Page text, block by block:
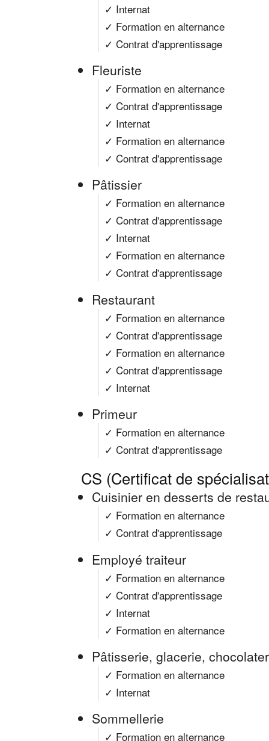
✓ Internat
✓ Formation en alternance
✓ Contrat d'apprentissage
Fleuriste
✓ Formation en alternance
✓ Contrat d'apprentissage
✓ Internat
✓ Formation en alternance
✓ Contrat d'apprentissage
Pâtissier
✓ Formation en alternance
✓ Contrat d'apprentissage
✓ Internat
✓ Formation en alternance
✓ Contrat d'apprentissage
Restaurant
✓ Formation en alternance
✓ Contrat d'apprentissage
✓ Formation en alternance
✓ Contrat d'apprentissage
✓ Internat
Primeur
✓ Formation en alternance
✓ Contrat d'apprentissage
CS (Certificat de
Cuisinier en desserts de
✓ Formation en alternance
✓ Contrat d'apprentissage
Employé traiteur
✓ Formation en alternance
✓ Contrat d'apprentissage
✓ Internat
✓ Formation en alternance
Pâtisserie, glacerie,
✓ Formation en alternance
✓ Internat
Sommellerie
✓ Formation en alternance